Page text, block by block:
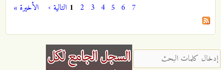
الصفحات 1 2 3 4 5 6 7 التالية › الأخيرة »
‏إدخال كلمات البحث ‏